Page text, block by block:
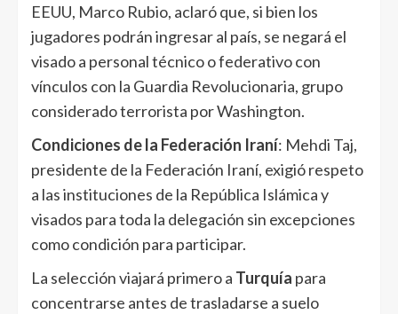
EEUU, Marco Rubio, aclaró que, si bien los
jugadores podrán ingresar al país, se negará el
visado a personal técnico o federativo con
vínculos con la Guardia Revolucionaria, grupo
considerado terrorista por Washington.
Condiciones de la Federación Iraní: Mehdi Taj,
presidente de la Federación Iraní, exigió respeto
a las instituciones de la República Islámica y
visados para toda la delegación sin excepciones
como condición para participar.
La selección viajará primero a Turquía para
concentrarse antes de trasladarse a suelo